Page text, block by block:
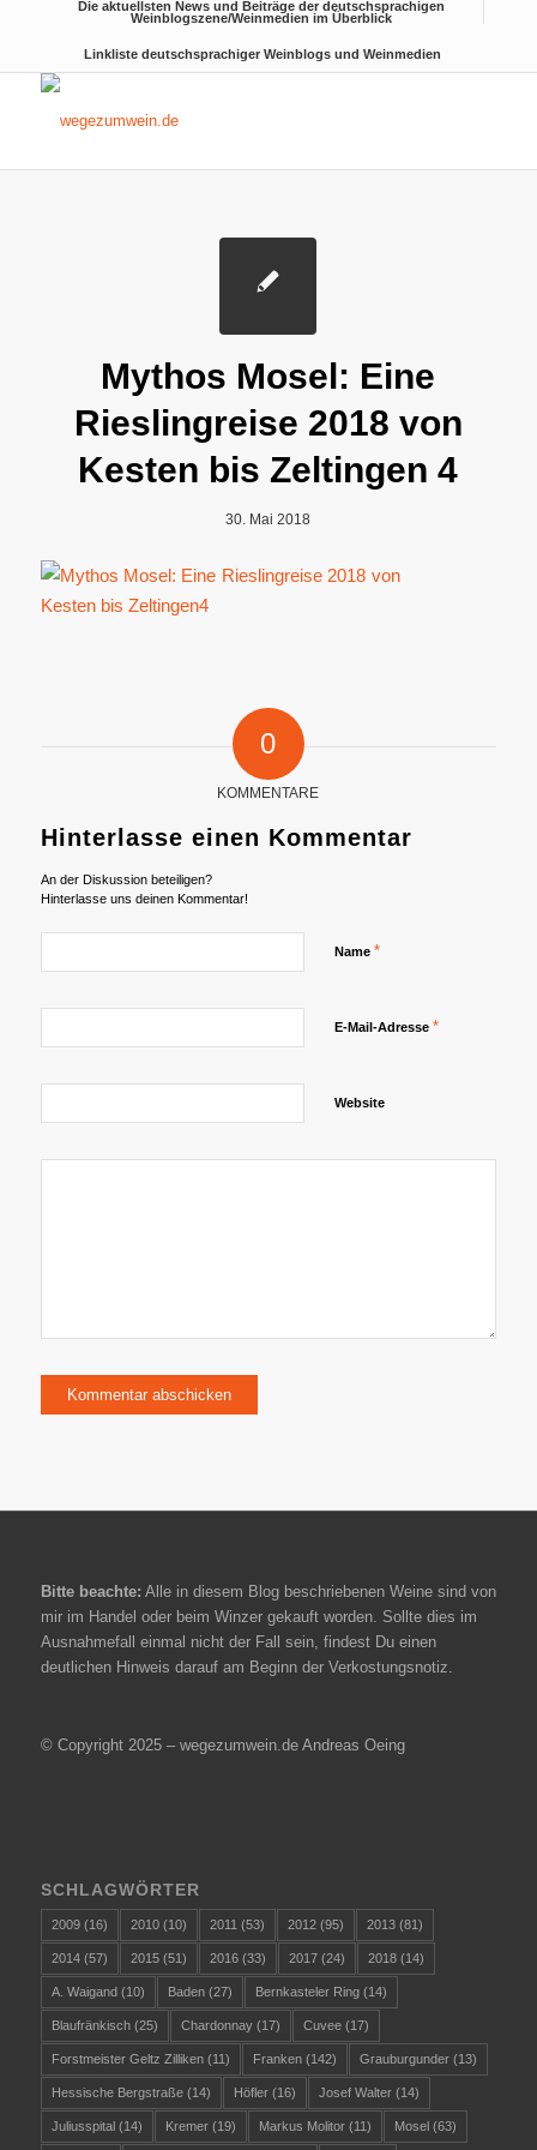
Die aktuellsten News und Beiträge der deutschsprachigen
Weinblogszene/Weinmedien im Überblick
Linkliste deutschsprachiger Weinblogs und Weinmedien
Mythos Mosel: Eine
Rieslingreise 2018 von
Kesten bis Zeltingen 4
30. Mai 2018
0
KOMMENTARE
Hinterlasse einen Kommentar
An der Diskussion beteiligen?
Hinterlasse uns deinen Kommentar!
Name *
E-Mail-Adresse *
Website
Bitte beachte: Alle in diesem Blog beschriebenen Weine sind von
mir im Handel oder beim Winzer gekauft worden. Sollte dies im
Ausnahmefall einmal nicht der Fall sein, findest Du einen
deutlichen Hinweis darauf am Beginn der Verkostungsnotiz.
© Copyright 2025 – wegezumwein.de Andreas Oeing
SCHLAGWÖRTER
2009(16) 2010(10) 2011 (53) 2012(95) 2013(81)
2014(57) 2015(51) 2016(33) 2017(24) 2018(14)
A. Waigand(10) Baden(27) Bernkasteler Ring(14)
Blaufränkisch(25) Chardonnay(17) Cuvee(17)
Forstmeister Geltz Zilliken(11) Franken(142) Grauburgunder(13)
Hessische Bergstraße(14) Höfler(16) Josef Walter(14)
Juliusspital(14) Kremer(19) Markus Molitor(11) Mosel(63)